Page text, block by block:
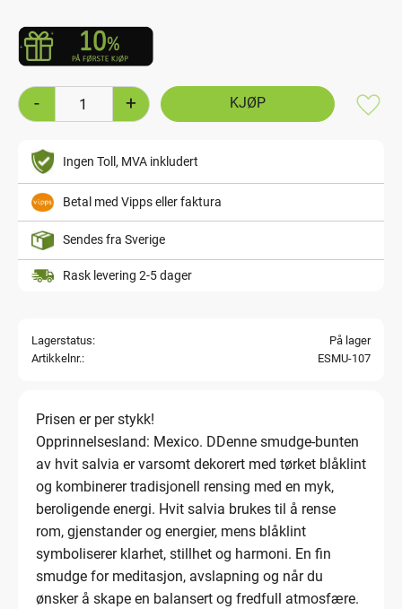
+
-
Ingen Toll, MVA inkludert
Betal med Vipps eller faktura
Sendes fra Sverige
Rask levering 2-5 dager
Lagerstatus
På lager
Artikkelnr.
ESMU-107
Prisen er per stykk!
Opprinnelsesland: Mexico. DDenne smudge-bunten
av hvit salvia er varsomt dekorert med tørket blåklint
og kombinerer tradisjonell rensing med en myk,
beroligende energi. Hvit salvia brukes til å rense
rom, gjenstander og energier, mens blåklint
symboliserer klarhet, stillhet og harmoni. En fin
smudge for meditasjon, avslapning og når du
ønsker å skape en balansert og fredfull atmosfære.